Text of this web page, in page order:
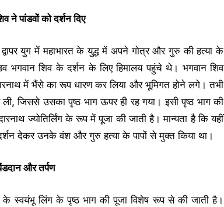
ने पांडवों को दर्शन दिए
युग में महाभारत के युद्ध में अपने गोत्र और गुरु की हत्या के
भगवान शिव के दर्शन के लिए हिमालय पहुंचे थे। भगवान शिव
में भैंसे का रूप धारण कर लिया और भूमिगत होने लगे। तभी
जिससे उसका पृष्ठ भाग ऊपर ही रह गया। इसी पृष्ठ भाग की
ज्योतिर्लिंग के रूप में पूजा की जाती है। मान्यता है कि यहीं
देकर उनके वंश और गुरु हत्या के पापों से मुक्त किया था।
और तर्पण
स्वयंभू लिंग के पृष्ठ भाग की पूजा विशेष रूप से की जाती है।